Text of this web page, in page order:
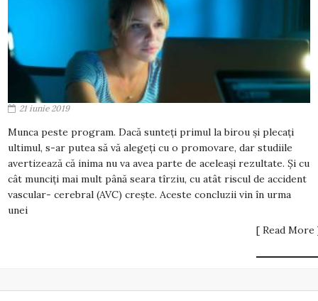
21 iunie 2019
Munca peste program. Dacă sunteți primul la birou și plecați
ultimul, s-ar putea să vă alegeți cu o promovare, dar studiile
avertizează că inima nu va avea parte de aceleași rezultate. Și cu
cât munciți mai mult până seara tîrziu, cu atât riscul de accident
vascular- cerebral (AVC) crește. Aceste concluzii vin în urma
unei
[ Read More